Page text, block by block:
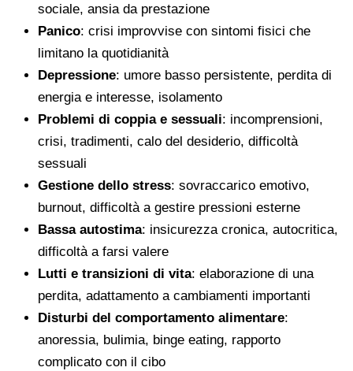
sociale, ansia da prestazione
Panico: crisi improvvise con sintomi fisici che
limitano la quotidianità
Depressione: umore basso persistente, perdita di
energia e interesse, isolamento
Problemi di coppia e sessuali: incomprensioni,
crisi, tradimenti, calo del desiderio, difficoltà
sessuali
Gestione dello stress: sovraccarico emotivo,
burnout, difficoltà a gestire pressioni esterne
Bassa autostima: insicurezza cronica, autocritica,
difficoltà a farsi valere
Lutti e transizioni di vita: elaborazione di una
perdita, adattamento a cambiamenti importanti
Disturbi del comportamento alimentare:
anoressia, bulimia, binge eating, rapporto
complicato con il cibo